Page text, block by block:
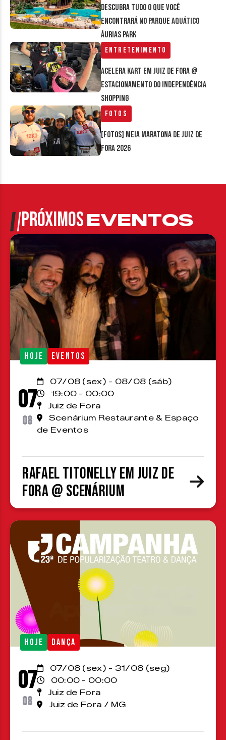
Descubra tudo o que você
encontrará no parque aquático
Áurias Park
Entretenimento
Acelera Kart em Juiz de Fora @
estacionamento do Independência
Shopping
Fotos
[FOTOS] Meia Maratona de Juiz de
Fora 2026
PRÓXIMOSEVENTOS
HOJE EVENTOS
07
08
07/08 (sex) - 08/08 (sáb)
19:00 - 00:00
Juiz de Fora
Scenárium Restaurante & Espaço
de Eventos
Rafael Titonelly em Juiz de
Fora @ Scenárium
HOJE DANÇA
07
08
07/08 (sex) - 31/08 (seg)
00:00 - 00:00
Juiz de Fora
Juiz de Fora / MG